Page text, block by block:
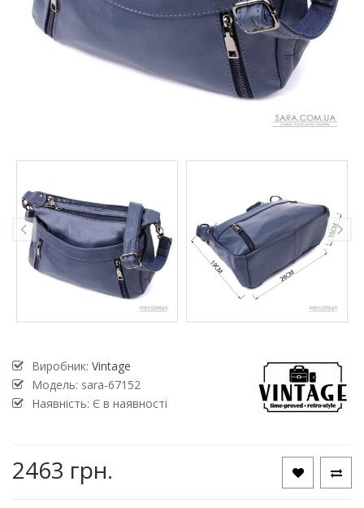
Виробник: Vintage
Модель: sara-67152
Наявність: Є в наявності
2463 грн.